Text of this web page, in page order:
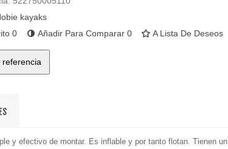
kayaks
0 Añadir Para Comparar 0 A Lista De Deseos
referencia
y efectivo de montar. Es inflable y por tanto flotan. Tienen